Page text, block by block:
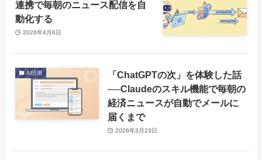
連携で毎朝のニュース配信を自
動化する
2026年4月6日
AI活用
「ChatGPTの次」を体験した話
──Claudeのスキル機能で毎朝の
経済ニュースが自動でメールに
届くまで
2026年3月23日